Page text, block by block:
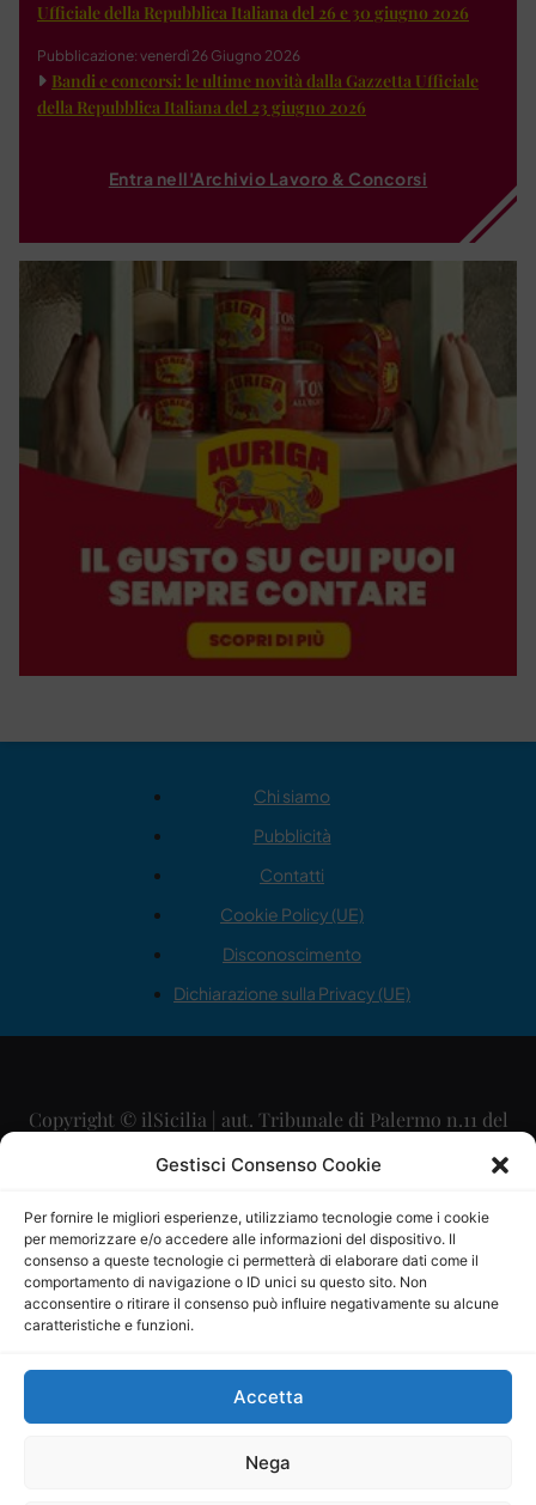
Gestisci Consenso Cookie
Per fornire le migliori esperienze, utilizziamo tecnologie come i cookie
per memorizzare e/o accedere alle informazioni del dispositivo. Il
consenso a queste tecnologie ci permetterà di elaborare dati come il
comportamento di navigazione o ID unici su questo sito. Non
acconsentire o ritirare il consenso può influire negativamente su alcune
caratteristiche e funzioni.
Accetta
Nega
Ufficiale della Repubblica Italiana del 26 e 30 giugno 2026
Pubblicazione: venerdì 26 Giugno 2026
Bandi e concorsi: le ultime novità dalla Gazzetta Ufficiale
della Repubblica Italiana del 23 giugno 2026
Entra nell'Archivio Lavoro & Concorsi
Chi siamo
Pubblicità
Contatti
Cookie Policy (UE)
Disconoscimento
Dichiarazione sulla Privacy (UE)
Copyright © ilSicilia | aut. Tribunale di Palermo n.11 del
29/09/2015
Direttore Editoriale: Maurizio Scaglione
Direttore Responsabile: Maria Calabrese
P.IVA: 06334930820
Mercurio Comunicazione Società Cooperativa a r.l. è
iscritta al Registro degli Operatori di Comunicazione al